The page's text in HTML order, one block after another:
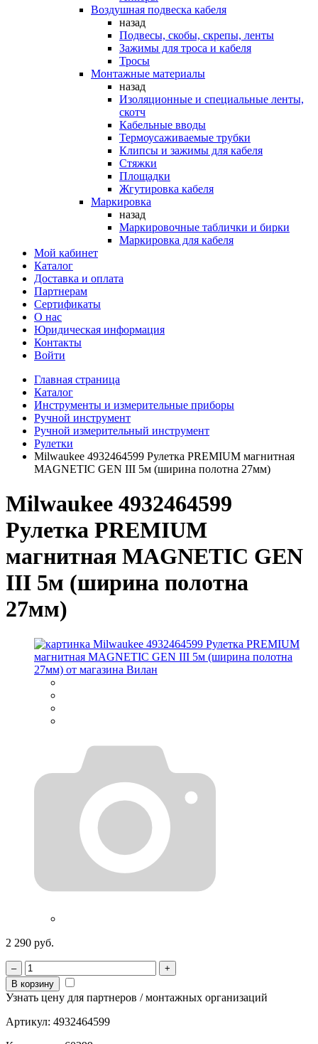
Воздушная подвеска кабеля
назад
Подвесы, скобы, скрепы, ленты
Зажимы для троса и кабеля
Тросы
Монтажные материалы
назад
Изоляционные и специальные ленты,
скотч
Кабельные вводы
Термоусаживаемые трубки
Клипсы и зажимы для кабеля
Стяжки
Площадки
Жгутировка кабеля
Маркировка
назад
Маркировочные таблички и бирки
Маркировка для кабеля
Мой кабинет
Каталог
Доставка и оплата
Партнерам
Сертификаты
О нас
Юридическая информация
Контакты
Войти
Главная страница
Каталог
Инструменты и измерительные приборы
Ручной инструмент
Ручной измерительный инструмент
Рулетки
Milwaukee 4932464599 Рулетка PREMIUM магнитная
MAGNETIC GEN III 5м (ширина полотна 27мм)
Milwaukee 4932464599
Рулетка PREMIUM
магнитная MAGNETIC GEN
III 5м (ширина полотна
27мм)
2 290 руб.
–
+
В корзину
Узнать цену для партнеров / монтажных организаций
Артикул: 4932464599